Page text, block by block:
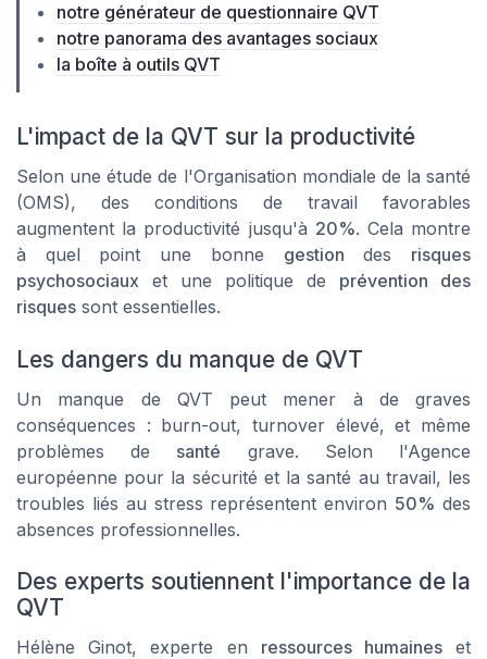
notre générateur de questionnaire QVT
notre panorama des avantages sociaux
la boîte à outils QVT
L'impact de la QVT sur la productivité
Selon une étude de l'Organisation mondiale de la santé
(OMS), des conditions de travail favorables
augmentent la productivité jusqu'à 20%. Cela montre
à quel point une bonne gestion des risques
psychosociaux et une politique de prévention des
risques sont essentielles.
Les dangers du manque de QVT
Un manque de QVT peut mener à de graves
conséquences : burn-out, turnover élevé, et même
problèmes de santé grave. Selon l'Agence
européenne pour la sécurité et la santé au travail, les
troubles liés au stress représentent environ 50% des
absences professionnelles.
Des experts soutiennent l'importance de la
QVT
Hélène Ginot, experte en ressources humaineset